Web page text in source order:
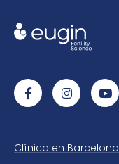
Clínica en Barcelona